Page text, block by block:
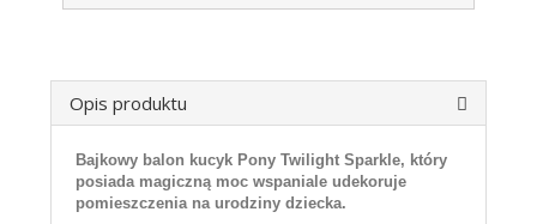
Opis produktu
Bajkowy balon kucyk Pony Twilight Sparkle, który
posiada magiczną moc wspaniale udekoruje
pomieszczenia na urodziny dziecka.